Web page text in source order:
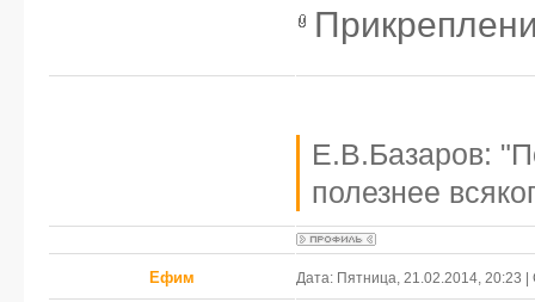
Е.В.Базаров:
полезнее
Ефим Дата: Пятница, 21.02.2014, 20:23